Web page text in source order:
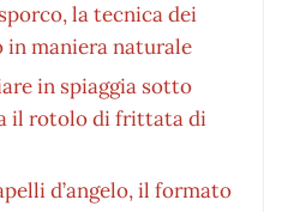
la tecnica dei
maniera naturale
in spiaggia sotto
il rotolo di frittata di
d’angelo, il formato